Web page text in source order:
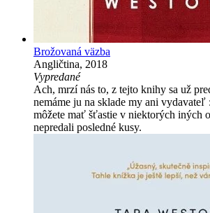
Brožovaná väzba
Angličtina, 2018
Vypredané
Ach, mrzí nás to, z tejto knihy sa už
nemáme ju na sklade my ani vydavateľ
môžete mať šťastie v niektorých iných
nepredali posledné kusy.